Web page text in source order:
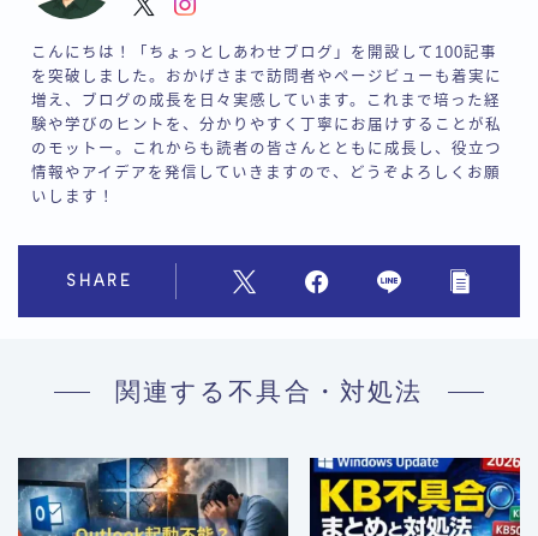
こんにちは！「ちょっとしあわせブログ」を開設して100記事
を突破しました。おかげさまで訪問者やページビューも着実に
増え、ブログの成長を日々実感しています。これまで培った経
験や学びのヒントを、分かりやすく丁寧にお届けすることが私
のモットー。これからも読者の皆さんとともに成長し、役立つ
情報やアイデアを発信していきますので、どうぞよろしくお願
いします！
SHARE
関連する不具合・対処法